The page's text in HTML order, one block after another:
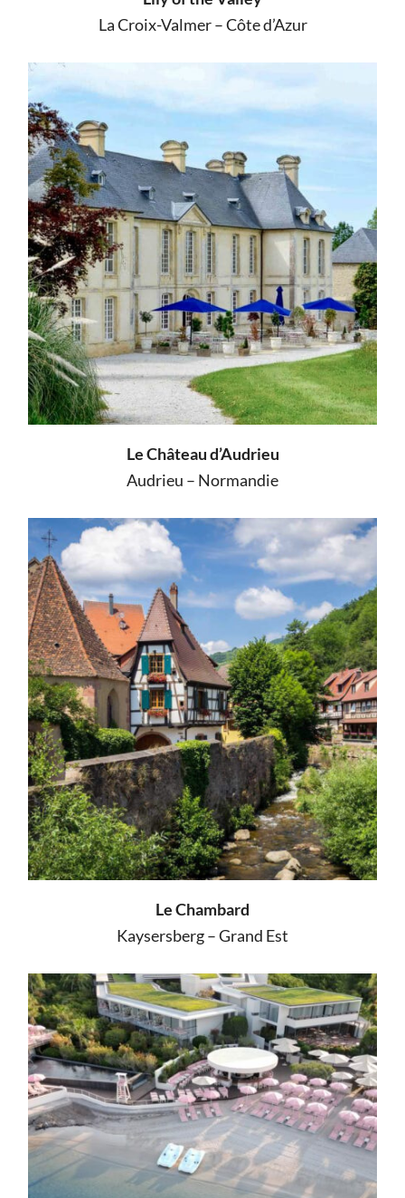
La Croix-Valmer – Côte d’Azur
Le Château d’Audrieu
Audrieu – Normandie
Le Chambard
Kaysersberg – Grand Est